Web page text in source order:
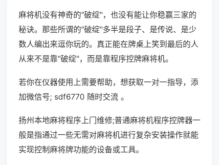
麻将机没有神奇的"破绽"，也没有能让你稳赢三家的
秘诀。那些所谓的"破绽"多半是段子、是传说、是少
数人编出来逗你玩的。真正能在牌桌上笑到最后的人
从来不是靠"破绽"，而是靠程序控牌麻将机。
若你在仪器使用上需要帮助，想获取一对一指导，添
加微信号; sdf6770 随时交流 。
扬州本地麻将程序上门维修;普通麻将机程序控牌器一
般是指通过一些无需对麻将机进行复杂安装操作就能
实现控制麻将牌功能的设备或工具。